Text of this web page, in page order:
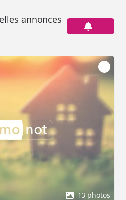
annonces
13 photos